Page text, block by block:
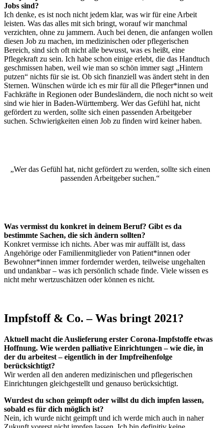
Jobs sind?
Ich denke, es ist noch nicht jedem klar, was wir für eine Arbeit
leisten. Was das alles mit sich bringt, worauf wir manchmal
verzichten, ohne zu jammern. Auch bei denen, die anfangen wollen
diesen Job zu machen, im medizinischen oder pflegerischen
Bereich, sind sich oft nicht alle bewusst, was es heißt, eine
Pflegekraft zu sein. Ich habe schon einige erlebt, die das Handtuch
geschmissen haben, weil wie man so schön immer sagt „Hintern
putzen“ nichts für sie ist. Ob sich finanziell was ändert steht in den
Sternen. Wünschen würde ich es mir für all die Pfleger*innen und
Fachkräfte in Regionen oder Bundesländern, die noch nicht so weit
sind wie hier in Baden-Württemberg. Wer das Gefühl hat, nicht
gefördert zu werden, sollte sich einen passenden Arbeitgeber
suchen. Schwierigkeiten einen Job zu finden wird keiner haben.
„Wer das Gefühl hat, nicht gefördert zu werden, sollte sich einen
passenden Arbeitgeber suchen.“
Was vermisst du konkret in deinem Beruf? Gibt es da
bestimmte Sachen, die sich ändern sollten?
Konkret vermisse ich nichts. Aber was mir auffällt ist, dass
Angehörige oder Familienmitglieder von Patient*innen oder
Bewohner*innen immer fordernder werden, teilweise ungehalten
und undankbar – was ich persönlich schade finde. Viele wissen es
nicht mehr wertzuschätzen oder können es nicht.
Impfstoff & Co. – Was bringt 2021?
Aktuell macht die Auslieferung erster Corona-Impfstoffe etwas
Hoffnung. Wie werden palliative Einrichtungen – wie die, in
der du arbeitest – eigentlich in der Impfreihenfolge
berücksichtigt?
Wir werden all den anderen medizinischen und pflegerischen
Einrichtungen gleichgestellt und genauso berücksichtigt.
Wurdest du schon geimpft oder willst du dich impfen lassen,
sobald es für dich möglich ist?
Nein, ich wurde nicht geimpft und ich werde mich auch in naher